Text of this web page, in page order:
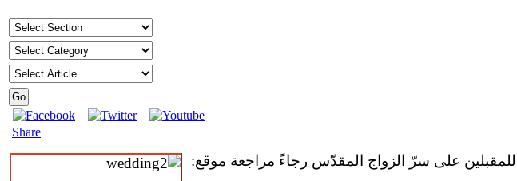
Share
للمقبلين على سرّ الزواج المقدّس رجاءً مراجعة موقع: